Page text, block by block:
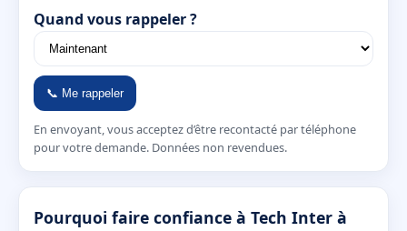
Quand vous rappeler ?
📞 Me rappeler
En envoyant, vous acceptez d’être recontacté par téléphone
pour votre demande. Données non revendues.
Pourquoi faire confiance à Tech Inter à